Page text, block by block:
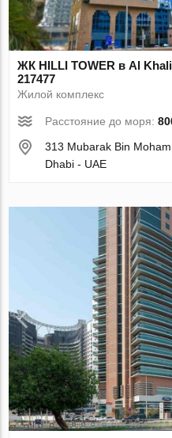
ЖК HILLI TOWER в Al
217477
Жилой комплекс
Расстояние до моря:
313 Mubarak Bin
Dhabi - UAE